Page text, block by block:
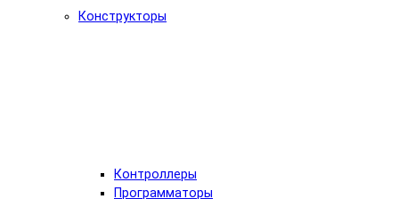
Конструкторы
Контроллеры
Программаторы